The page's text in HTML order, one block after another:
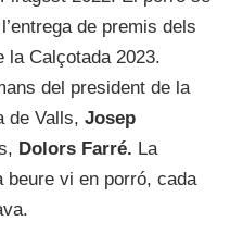
de premis dels
la Calçotada 2023.
del president de la
de Valls, Josep
Dolors Farré. La
beure vi en porró, cada